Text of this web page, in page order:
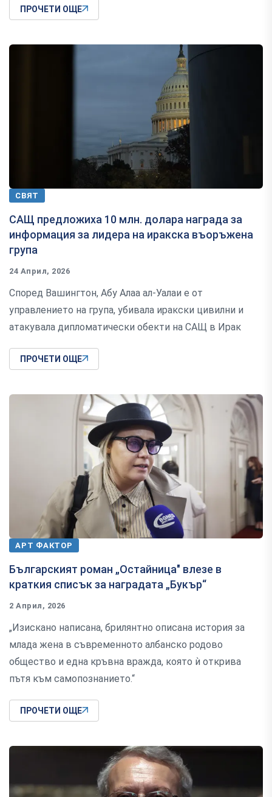
ПРОЧЕТИ ОЩЕ
СВЯТ
САЩ предложиха 10 млн. долара награда за
информация за лидера на иракска въоръжена
група
24 Април, 2026
Според Вашингтон, Абу Алаа ал-Уалаи е от
управлението на група, убивала иракски цивилни и
атакувала дипломатически обекти на САЩ в Ирак
ПРОЧЕТИ ОЩЕ
АРТ ФАКТОР
Българският роман „Остайница" влезе в
краткия списък за наградата „Букър“
2 Април, 2026
„Изискано написана, брилянтно описана история за
млада жена в съвременното албанско родово
общество и една кръвна вражда, която ѝ открива
пътя към самопознанието.“
ПРОЧЕТИ ОЩЕ